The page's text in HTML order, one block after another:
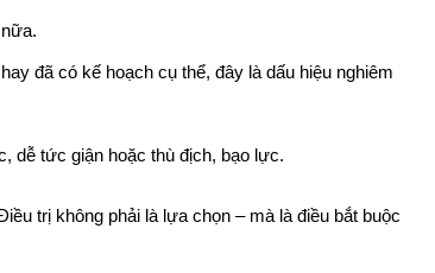
đã có kế hoạch cụ thể, đây là dấu hiệu nghiêm
dễ tức giận hoặc thù địch, bạo lực.
trị không phải là lựa chọn – mà là điều bắt buộc